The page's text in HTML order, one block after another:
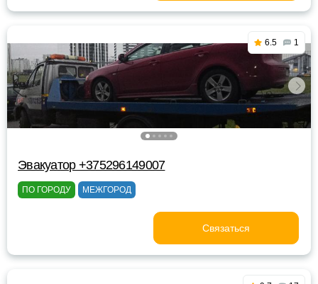
6.5 1
Эвакуатор +375296149007
ПО ГОРОДУ МЕЖГОРОД
Связаться